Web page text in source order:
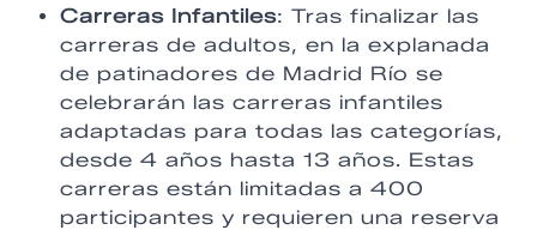
Carreras Infantiles: Tras finalizar las
carreras de adultos, en la explanada
de patinadores de Madrid Río se
celebrarán las carreras infantiles
adaptadas para todas las categorías,
desde 4 años hasta 13 años. Estas
carreras están limitadas a 400
participantes y requieren una reserva